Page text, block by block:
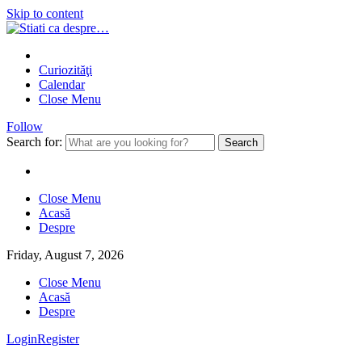
Skip to content
Curiozităţi
Calendar
Close Menu
Follow
Search for:
Close Menu
Acasă
Despre
Friday, August 7, 2026
Close Menu
Acasă
Despre
LoginRegister